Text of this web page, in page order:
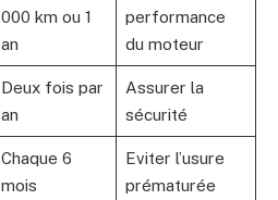
000 km ou 1
an
performance
du moteur
Deux fois par
an
Assurer la
sécurité
Chaque 6
mois
Eviter l’usure
prématurée